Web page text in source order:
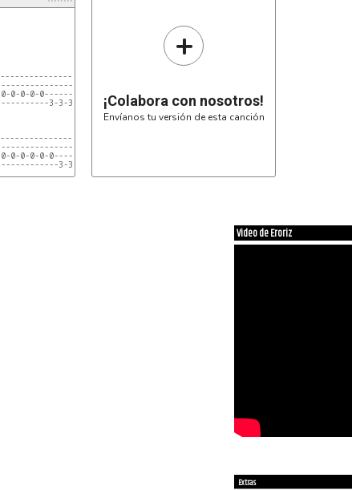
0-0-0-0-----------------0--0--0--0--0--0
3-3-3-3-3-3-3-3-----------------
0-0-0-0-0-0-----------------0-0-0-0-0-0-0-0 X2
3-3-3-3-3-3-3-3----------------
+
¡Colabora con nosotros!
Envíanos tu versión de esta canción
Video de Eroriz
Extras